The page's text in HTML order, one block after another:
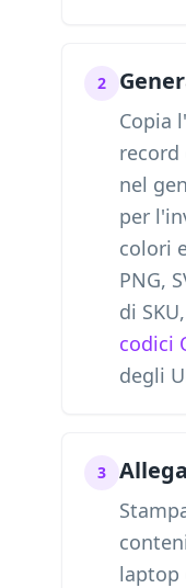
2
Copia
nel
per
colori
PNG,
di
codici
degli
3
laptop